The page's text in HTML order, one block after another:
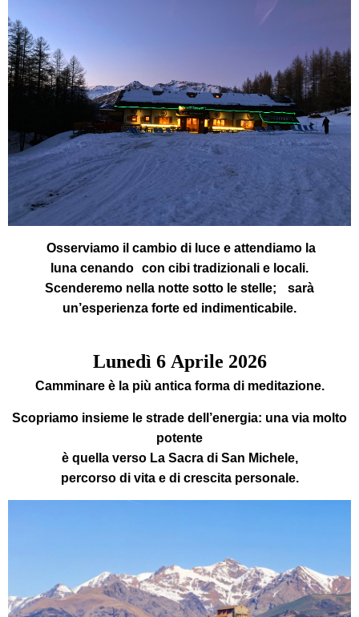
Osserviamo il cambio di luce e attendiamo la
luna cenando con cibi tradizionali e locali.
Scenderemo nella notte sotto le stelle; sarà
un’esperienza forte ed indimenticabile.
Lunedì 6Aprile 2026
Camminare è la più antica forma di meditazione.
Scopriamo insieme le strade dell’energia: una via molto
potente
è quella verso LaSacra di San Michele,
percorso di vita e di crescita personale.